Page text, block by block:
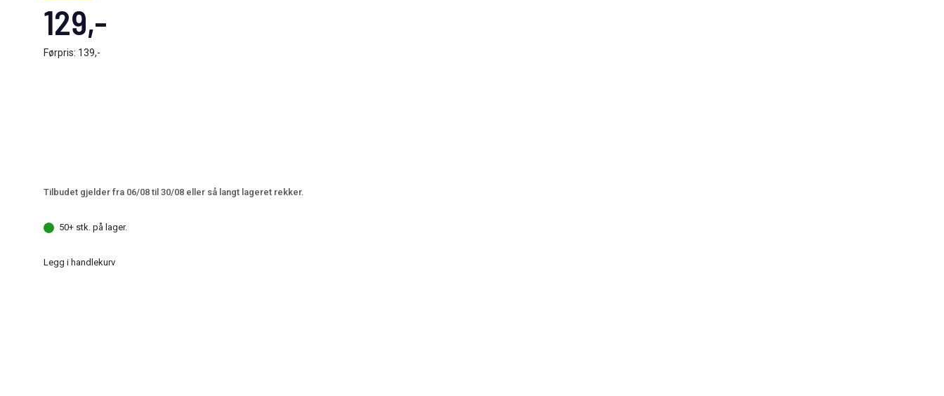
129,-
Førpris: 139,-
Tilbudet gjelder fra 06/08 til 30/08 eller så langt lageret rekker.
50+ stk. på lager.
Legg i handlekurv